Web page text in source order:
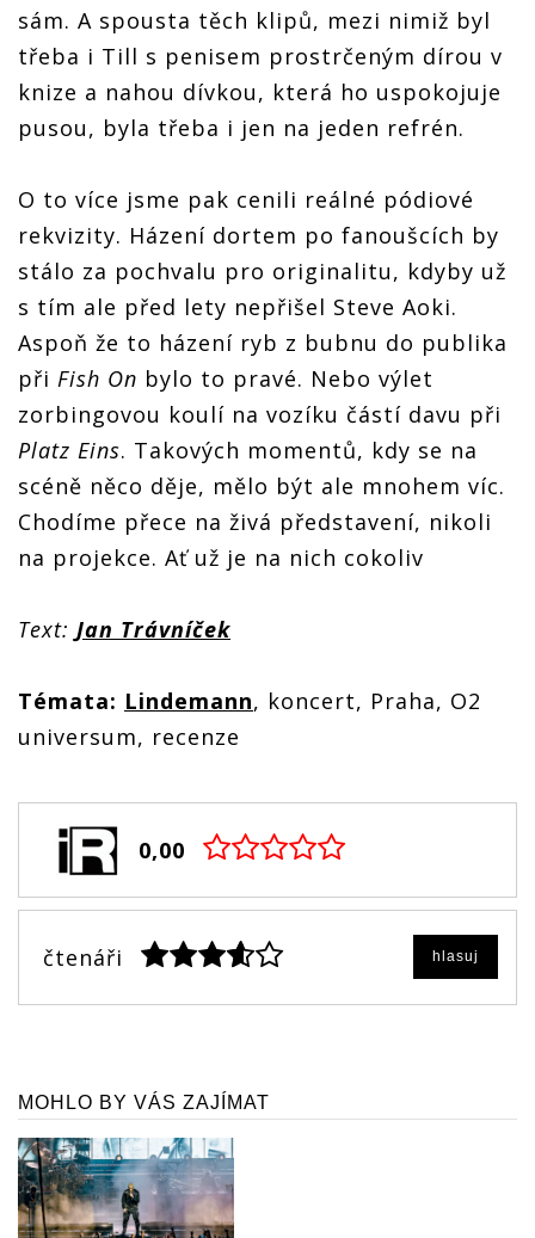
sám. A spousta těch klipů, mezi nimiž byl
třeba i Till s penisem prostrčeným dírou v
knize a nahou dívkou, která ho uspokojuje
pusou, byla třeba i jen na jeden refrén.
O to více jsme pak cenili reálné pódiové
rekvizity. Házení dortem po fanoušcích by
stálo za pochvalu pro originalitu, kdyby už
s tím ale před lety nepřišel Steve Aoki.
Aspoň že to házení ryb z bubnu do publika
při Fish On bylo to pravé. Nebo výlet
zorbingovou koulí na vozíku částí davu při
Platz Eins. Takových momentů, kdy se na
scéně něco děje, mělo být ale mnohem víc.
Chodíme přece na živá představení, nikoli
na projekce. Ať už je na nich cokoliv
Text: Jan Trávníček
Témata: Lindemann, koncert, Praha, O2
universum, recenze
0,00
čtenáři hlasuj
MOHLO BY VÁS ZAJÍMAT